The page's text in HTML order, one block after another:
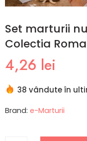
Set marturii
Colectia
4,26 lei
38 vândute în
Brand: e-Marturii